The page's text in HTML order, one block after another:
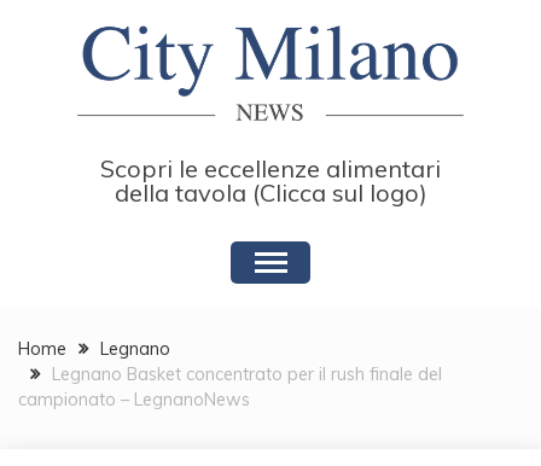
Scopri le eccellenze alimentari
della tavola (Clicca sul logo)
Home
Legnano
Legnano Basket concentrato per il rush finale del
campionato – LegnanoNews